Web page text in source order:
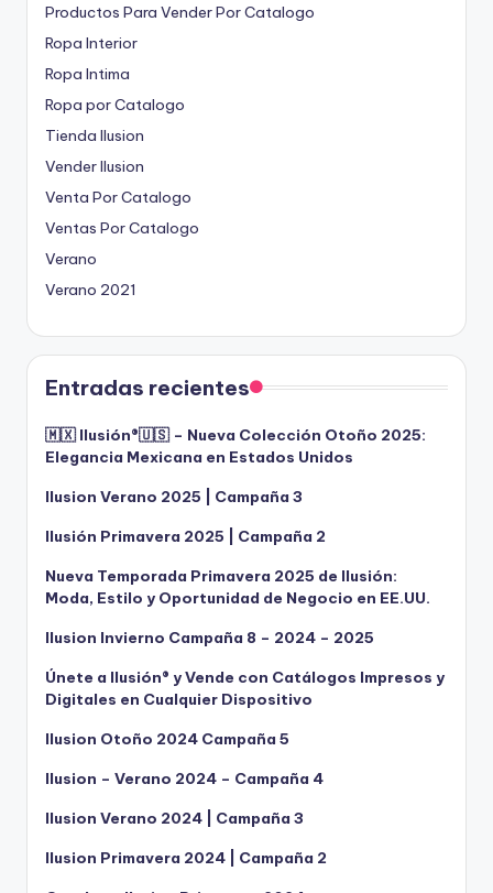
Productos Para Vender Por Catalogo
Ropa Interior
Ropa Intima
Ropa por Catalogo
Tienda Ilusion
Vender Ilusion
Venta Por Catalogo
Ventas Por Catalogo
Verano
Verano 2021
Entradas recientes
🇲🇽 Ilusión®️🇺🇸 – Nueva Colección Otoño 2025:
Elegancia Mexicana en Estados Unidos
Ilusion Verano 2025 | Campaña 3
Ilusión Primavera 2025 | Campaña 2
Nueva Temporada Primavera 2025 de Ilusión:
Moda, Estilo y Oportunidad de Negocio en EE.UU.
Ilusion Invierno Campaña 8 – 2024 – 2025
Únete a Ilusión® y Vende con Catálogos Impresos y
Digitales en Cualquier Dispositivo
Ilusion Otoño 2024 Campaña 5
Ilusion – Verano 2024 – Campaña 4
Ilusion Verano 2024 | Campaña 3
Ilusion Primavera 2024 | Campaña 2